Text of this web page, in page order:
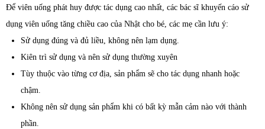
Để viên uống phát huy được tác dụng cao nhất, các bác sĩ khuyến cáo sử
dụng viên uống tăng chiều cao của Nhật cho bé, các mẹ cần lưu ý:
Sử dụng đúng và đủ liều, không nên lạm dụng.
Kiên trì sử dụng và nên sử dụng thường xuyên
Tùy thuộc vào từng cơ địa, sản phẩm sẽ cho tác dụng nhanh hoặc
chậm.
Không nên sử dụng sản phẩm khi có bất kỳ mẫn cảm nào với thành
phần.